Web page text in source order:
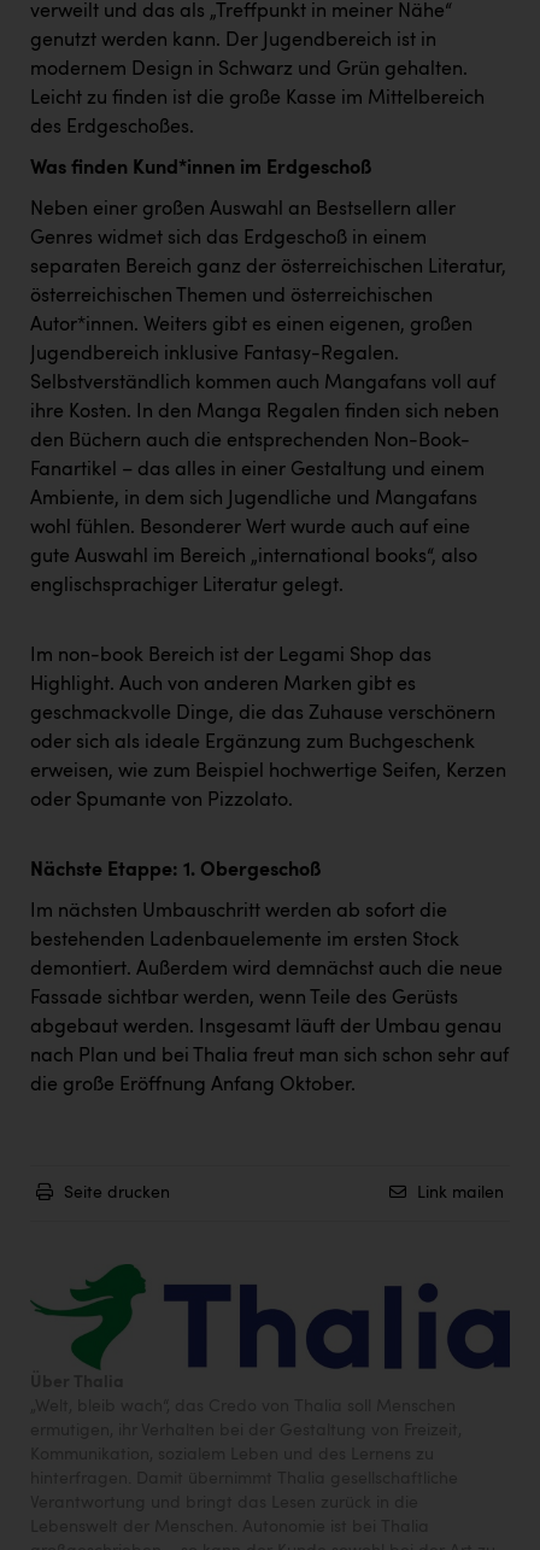
REMAX
RE/MAX Welcome
Resch&Frisch
RUBBLE MASTER
Ruderclub Wels
SCRI - Salzburg Cancer Research Institute
SCHMACHTL GmbH
Schwingshandl - automation technology gmbh
Seher + Partner
Smurfit Westrock Nettingsdorf
TCL
TGW Logistics
TRAILOMAT & Cycling Austria
Vier Diamanten
Vorlagenportal
Wir besiegen Krebs
Wirtschaftskammer OÖ
ZULuft - Zukunft Luft Austria
z.l.ö.
Österreichisches Hebammengremium
Wirtschaftskammer OÖ Energiehandel
Dopgas
verweilt und das als „Treffpunkt in meiner Nähe“
genutzt werden kann. Der Jugendbereich ist in
modernem Design in Schwarz und Grün gehalten.
Leicht zu finden ist die große Kasse im Mittelbereich
des Erdgeschoßes.
Was finden Kund*innen im Erdgeschoß
Neben einer großen Auswahl an Bestsellern aller
Genres widmet sich das Erdgeschoß in einem
separaten Bereich ganz der österreichischen Literatur,
österreichischen Themen und österreichischen
Autor*innen. Weiters gibt es einen eigenen, großen
Jugendbereich inklusive Fantasy-Regalen.
Selbstverständlich kommen auch Mangafans voll auf
ihre Kosten. In den Manga Regalen finden sich neben
den Büchern auch die entsprechenden Non-Book-
Fanartikel – das alles in einer Gestaltung und einem
Ambiente, in dem sich Jugendliche und Mangafans
wohl fühlen. Besonderer Wert wurde auch auf eine
gute Auswahl im Bereich „international books“, also
englischsprachiger Literatur gelegt.
Im non-book Bereich ist der Legami Shop das
Highlight. Auch von anderen Marken gibt es
geschmackvolle Dinge, die das Zuhause verschönern
oder sich als ideale Ergänzung zum Buchgeschenk
erweisen, wie zum Beispiel hochwertige Seifen, Kerzen
oder Spumante von Pizzolato.
Nächste Etappe: 1. Obergeschoß
Im nächsten Umbauschritt werden ab sofort die
bestehenden Ladenbauelemente im ersten Stock
demontiert. Außerdem wird demnächst auch die neue
Fassade sichtbar werden, wenn Teile des Gerüsts
abgebaut werden. Insgesamt läuft der Umbau genau
nach Plan und bei Thalia freut man sich schon sehr auf
die große Eröffnung Anfang Oktober.
Seite drucken Link mailen